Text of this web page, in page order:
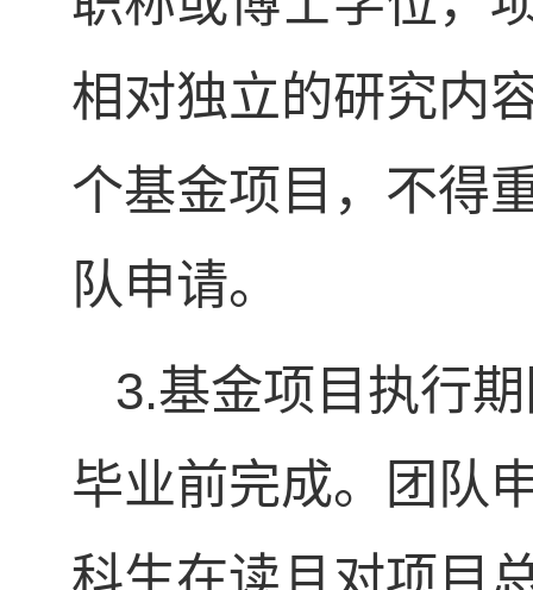
相对独立的研究内
个基金项目，不得
队申请。
3.基金项目执行
毕业前完成。团队